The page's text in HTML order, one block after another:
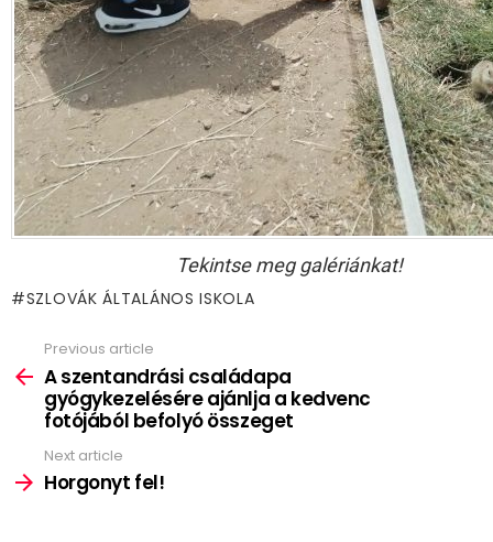
Tekintse meg galériánkat!
SZLOVÁK ÁLTALÁNOS ISKOLA
more
Previous article
A szentandrási családapa
gyógykezelésére ajánlja a kedvenc
fotójából befolyó összeget
Next article
Horgonyt fel!